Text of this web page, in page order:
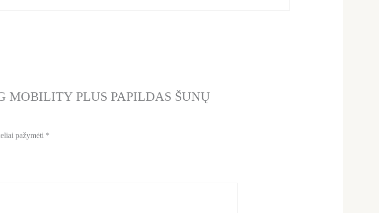
MOBILITY PLUS PAPILDAS ŠUNŲ
pažymėti *